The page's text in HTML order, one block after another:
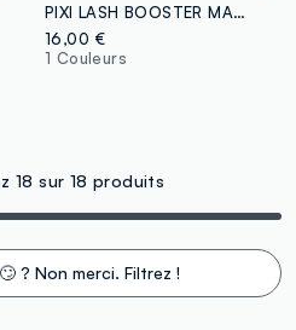
PIXI LASH BOOSTER MASCARA NOIR PROFOND
16,00 €
1 Couleurs
18 sur 18 produits
? Non merci. Filtrez !